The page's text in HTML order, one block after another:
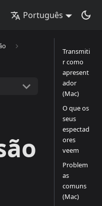
Português
Transmiti
r como
apresent
ador
(Mac)
O que os
seus
espectad
ores
veem
Problem
as
comuns
(Mac)